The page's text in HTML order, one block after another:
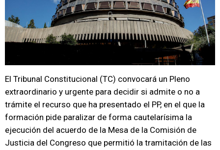
El Tribunal Constitucional (TC) convocará un Pleno
extraordinario y urgente para decidir si admite o no a
trámite el recurso que ha presentado el PP, en el que la
formación pide paralizar de forma cautelarísima la
ejecución del acuerdo de la Mesa de la Comisión de
Justicia del Congreso que permitió la tramitación de las